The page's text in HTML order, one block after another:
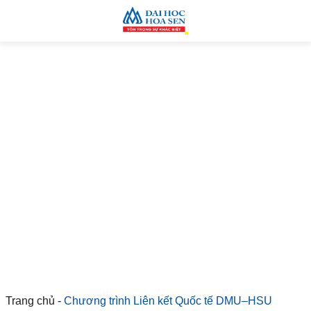
Trang chủ - Chương trình Liên kết Quốc tế DMU–HSU